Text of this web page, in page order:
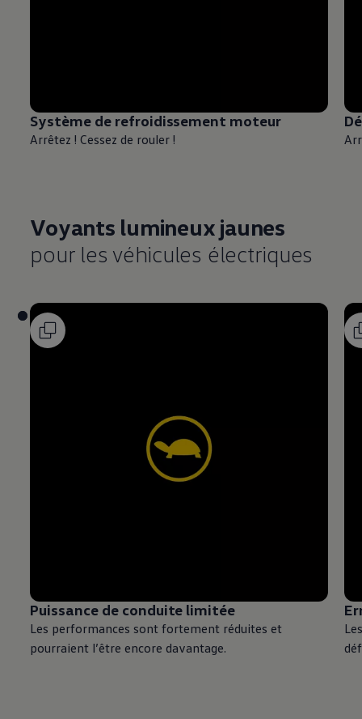
Système de refroidissement moteur
Arrêtez ! Cessez de rouler !
Voyants lumineux jaunes
pour les véhicules électriques
Puissance de conduite limitée
Les performances sont fortement réduites et
pourraient l’être encore davantage.